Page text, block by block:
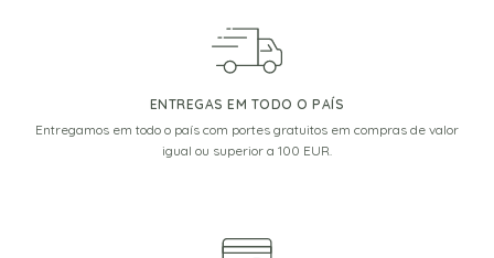
ENTREGAS EM TODO O PAÍS
Entregamos em todo o país com portes gratuitos em compras de valor
igual ou superior a 100 EUR.